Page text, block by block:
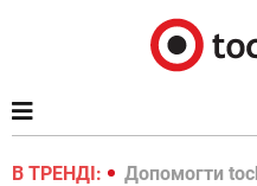
В ТРЕНДІ:
2022 Допомогти